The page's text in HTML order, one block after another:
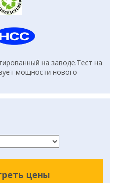
на заводе.Тест на
мощности нового
цены